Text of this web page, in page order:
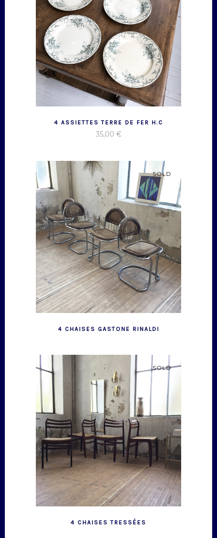
4 ASSIETTES TERRE DE FER H.C
35,00 €
SOLD
4 CHAISES GASTONE RINALDI
SOLD
4 CHAISES TRESSÉES